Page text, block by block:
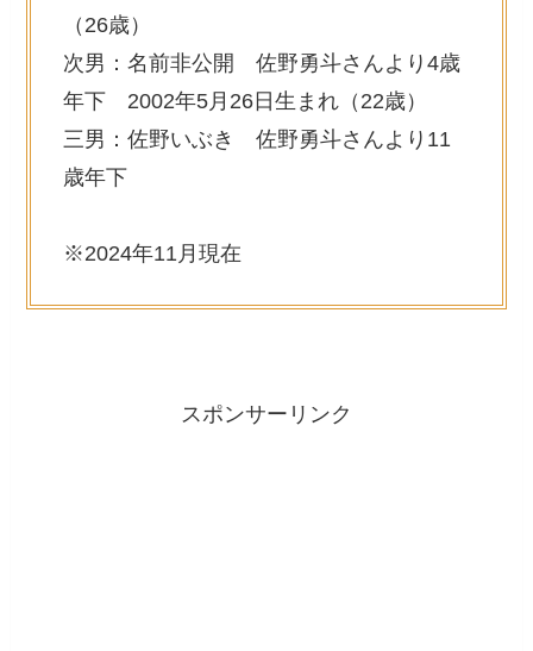
（26歳）
次男：名前非公開 佐野勇斗さんより4歳
年下 2002年5月26日生まれ（22歳）
三男：佐野いぶき 佐野勇斗さんより11
歳年下
※2024年11月現在
スポンサーリンク